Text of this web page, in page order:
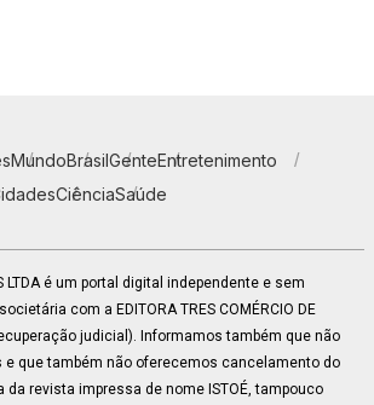
MundoBrasilGenteEntretenimento
CiênciaSaúde
LTDA é um portal digital independente e sem
com a EDITORA TRES COMÉRCIO DE
judicial). Informamos também que não
que também não oferecemos cancelamento do
revista impressa de nome ISTOÉ, tampouco